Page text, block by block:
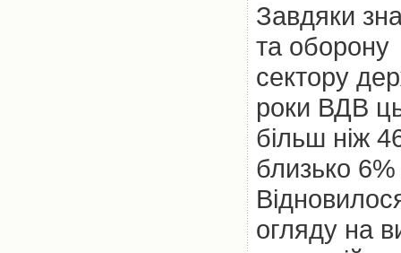
Завдяки
та оборону
сектору
роки ВДВ
більш ніж
близько
огляду на